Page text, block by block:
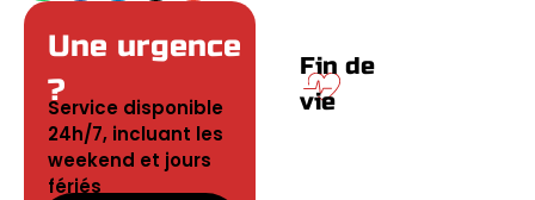
Une urgence
?
Service disponible
24h/7, incluant les
weekend et jours
fériés
Fin de
vie